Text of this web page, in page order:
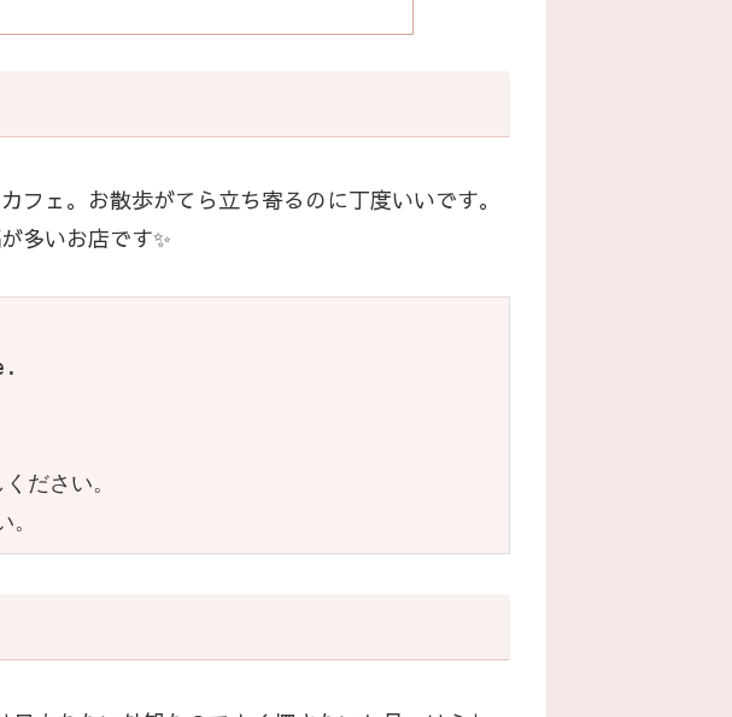
ェ。お散歩がてら立ち寄るのに丁度いいです。
多いお店です✨
ださい。